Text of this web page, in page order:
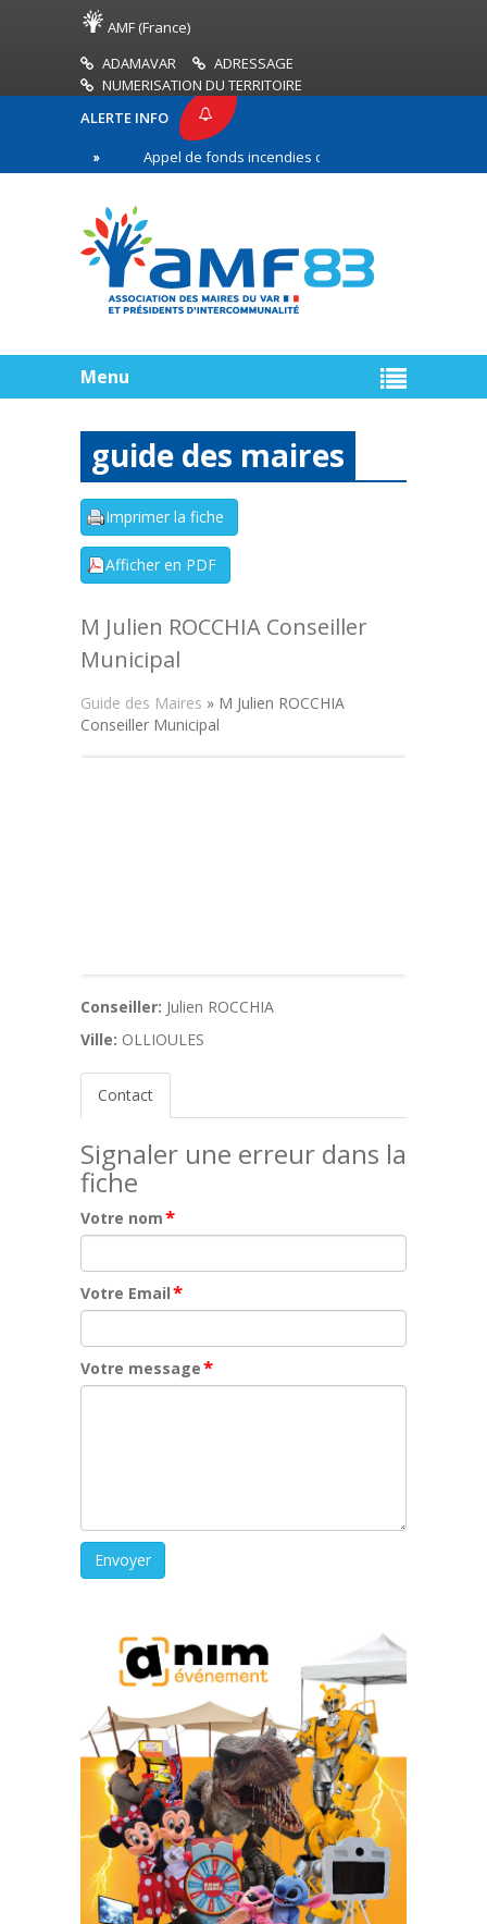
AMF (France)
ADAMAVAR
ADRESSAGE
NUMERISATION DU TERRITOIRE
ALERTE INFO
Appel de fonds incendies de forêt
ligne
Menu
guide des maires
M Julien ROCCHIA Conseiller
Municipal
Guide des Maires » M Julien ROCCHIA
Conseiller Municipal
Conseiller: Julien ROCCHIA
Ville: OLLIOULES
Contact
Signaler une erreur dans la
fiche
Votre nom*
Votre Email*
Votre message*